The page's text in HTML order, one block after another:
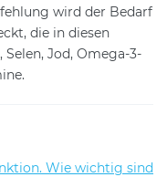
wird der Bedarf
die in diesen
Jod, Omega-3-
Wie wichtig sind